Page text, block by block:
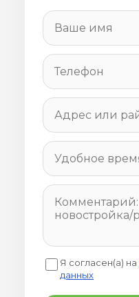
Я согласен(а) на
данных